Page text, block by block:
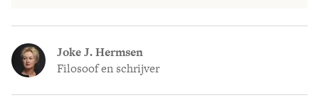
Joke J. Hermsen
Filosoof en schrijver